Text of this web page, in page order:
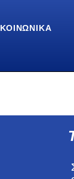
ΚΟΙΝΩΝΙΚΆ